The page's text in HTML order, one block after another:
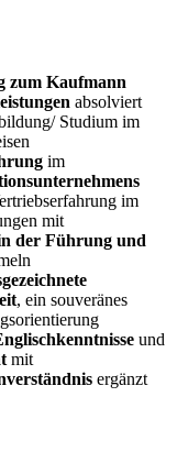
zum Kaufmann
absolviert
Studium im
im
im
mit
der Führung und
, ein souveränes
und
mit
ergänzt